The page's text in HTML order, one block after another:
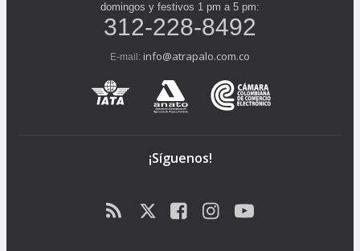
domingos y festivos 1 pm a 5 pm:
312-228-8492
E-mail: info@atrapalo.com.co
¡Síguenos!